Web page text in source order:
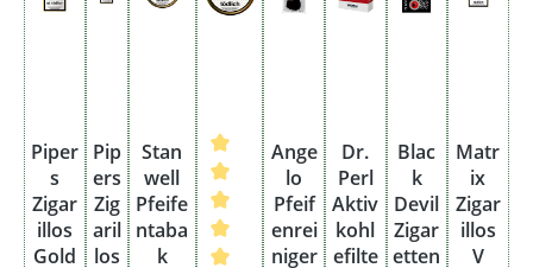
Piper
s
Zigar
illos
Gold
Pip
ers
Zig
aril
los
Stan
well
Pfeife
ntaba
k
Ange
lo
Pfeif
enrei
niger
Dr.
Perl
Aktiv
kohl
efilte
Blac
k
Devil
Zigar
etten
Matr
ix
Zigar
illos
V